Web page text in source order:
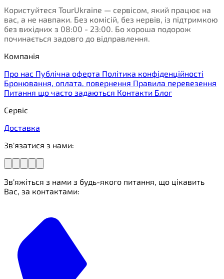
Користуйтеся TourUkraine — сервісом, який працює на
вас, а не навпаки. Без комісій, без нервів, із підтримкою
без вихідних з 08:00 - 23:00. Бо хороша подорож
починається задовго до відправлення.
Компанія
Про нас Публічна оферта Політика конфіденційності
Бронювання, оплата, повернення Правила перевезення
Питання що часто задаються Контакти Блог
Сервіс
Доставка
Зв'язатися з нами:
Зв'яжіться з нами з будь-якого питання, що цікавить
Вас, за контактами: